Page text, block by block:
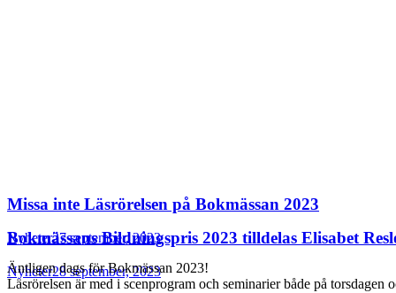
Bokmässans Bildningspris 2023 tilldelas Elisabet
Nyheter28 september, 2023
Missa inte Läsrörelsen på Bokmässan 2023
Nyheter27 september, 2023
Äntligen dags för Bokmässan 2023!
Läsrörelsen är med i scenprogram och seminarier både på torsdagen